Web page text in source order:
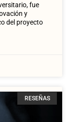
fue
y
del proyecto
RESEÑAS